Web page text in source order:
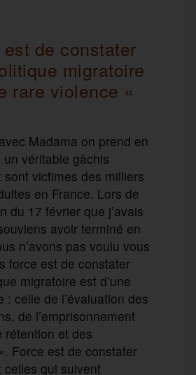
de constater
migratoire
rare violence «
Madama on prend en
véritable gâchis
sont victimes des milliers
en France. Lors de
du 17 février que j’avais
avoir terminé en
n’avons pas voulu vous
force est de constater
migratoire est d’une
: celle de l’évaluation des
de l’emprisonnement
rétention et des
Force est de constater
celles qui suivent